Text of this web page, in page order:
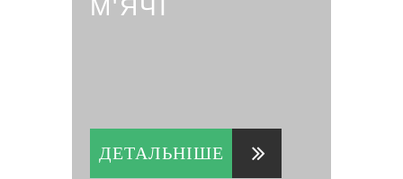
М'ЯЧІ
ДЕТАЛЬНІШЕ